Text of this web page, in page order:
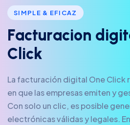
SIMPLE & EFICAZ
Facturacion d igit
C ick
La facturación digital One Click
en que las empresas emiten y
Con solo un clic, es posible
electrónicas válidas y legales.